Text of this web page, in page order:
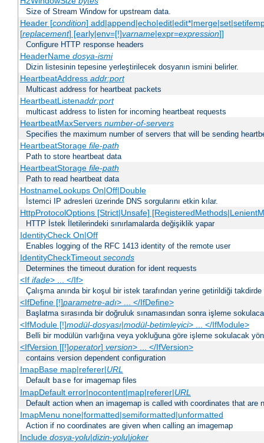
Size of Stream Window for upstream data.
Header [condition]
[replacement] [early|env=[!]varname|expr=expression]]
Configure HTTP response headers
HeaderName dosya-ismi
Dizin listesinin tepesine yerleştirilecek dosyanın ismini belirler.
HeartbeatAddress addr:port
Multicast address for heartbeat packets
HeartbeatListenaddr:port
multicast address to listen for incoming heartbeat requests
HeartbeatMaxServers number-of-servers
Specifies the maximum number of servers that will be sending
HeartbeatStorage file-path
Path to store heartbeat data
HeartbeatStorage file-path
Path to read heartbeat data
HostnameLookups On|Off|Double
İstemci IP adresleri üzerinde DNS sorgularını etkin kılar.
HttpProtocolOptions [Strict|Unsafe]
HTTP İstek İletilerindeki sınırlamalarda değişiklik yapar
IdentityCheck On|Off
Enables logging of the RFC 1413 identity of the remote user
IdentityCheckTimeout seconds
Determines the timeout duration for ident requests
<If ifade> ... </If>
Çalışma anında bir koşul bir istek tarafından yerine getirildiği takdirde
<IfDefine [!]parametre-adı> ... </IfDefine>
Başlatma sırasında bir doğruluk sınamasından sonra işleme
<IfModule [!]modül-dosyası|modül-betimleyici> ... </IfModule>
Belli bir modülün varlığına veya yokluğuna göre işleme sokulacak
<IfVersion [[!]operator] version> ... </IfVersion>
contains version dependent configuration
ImapBase map|referer|URL
Default base for imagemap files
ImapDefault error|nocontent|map|referer|URL
Default action when an imagemap is called with coordinates that are
ImapMenu none|formatted|semiformatted|unformatted
Action if no coordinates are given when calling an imagemap
Include dosya-yolu|dizin-yolu|joker